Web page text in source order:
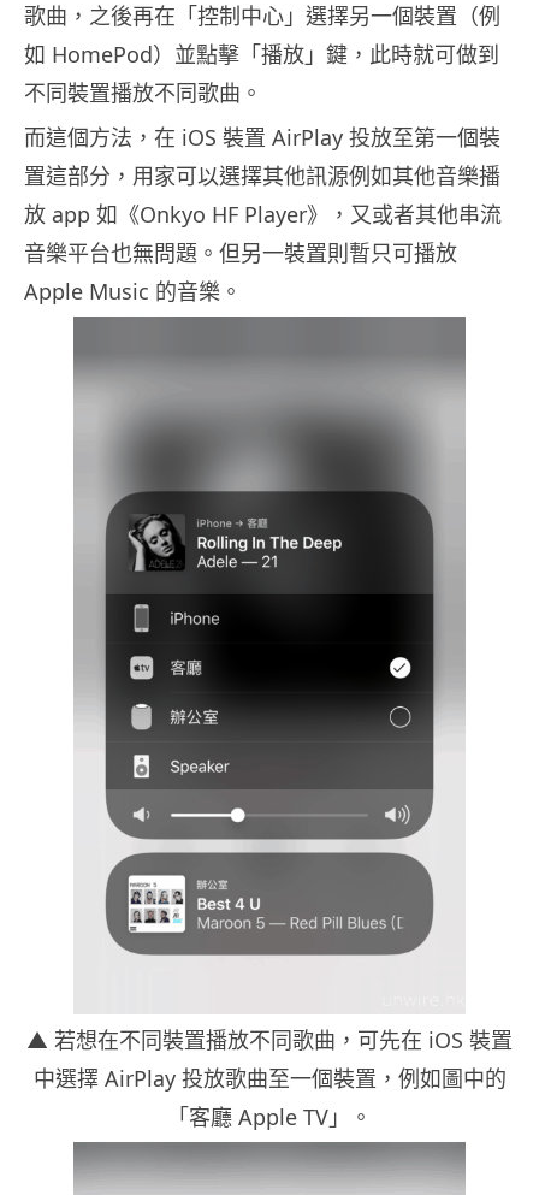
歌曲，之後再在「控制中心」選擇另一個裝置（例
如 HomePod）並點擊「播放」鍵，此時就可做到
不同裝置播放不同歌曲。
而這個方法，在 iOS 裝置 AirPlay 投放至第一個裝
置這部分，用家可以選擇其他訊源例如其他音樂播
放 app 如《Onkyo HF Player》，又或者其他串流
音樂平台也無問題。但另一裝置則暫只可播放
Apple Music 的音樂。
▲ 若想在不同裝置播放不同歌曲，可先在 iOS 裝置
中選擇 AirPlay 投放歌曲至一個裝置，例如圖中的
「客廳 Apple TV」。